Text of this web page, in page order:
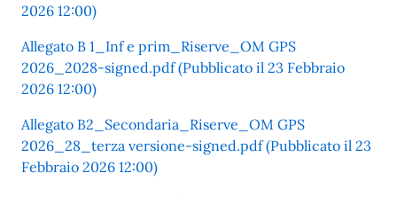
2026 12:00)
Allegato B 1_Inf e prim_Riserve_OM GPS
2026_2028-signed.pdf (Pubblicato il 23 Febbraio
2026 12:00)
Allegato B2_Secondaria_Riserve_OM GPS
2026_28_terza versione-signed.pdf (Pubblicato il 23
Febbraio 2026 12:00)